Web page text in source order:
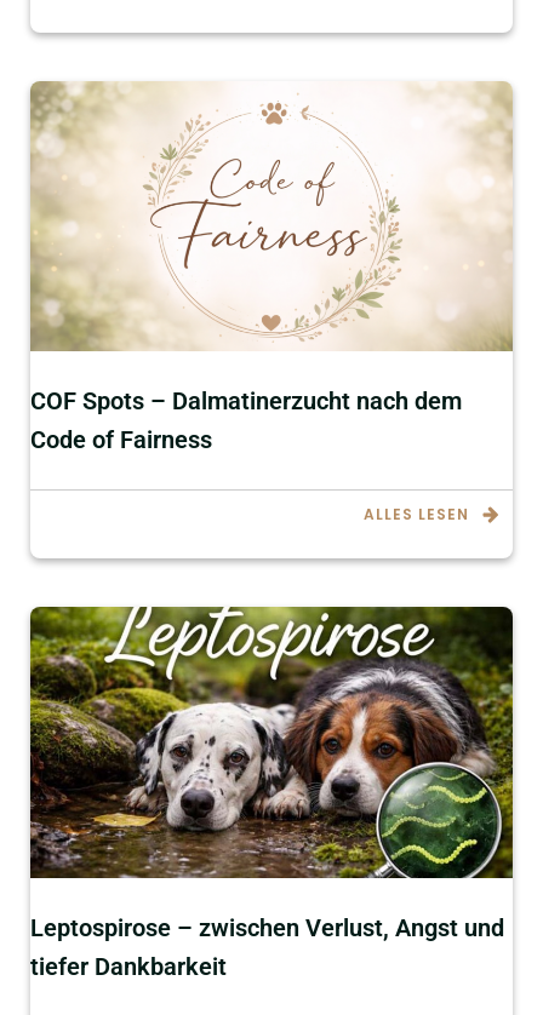
COF Spots – Dalmatinerzucht nach dem
Code of Fairness
ALLES LESEN
Leptospirose – zwischen Verlust, Angst und
tiefer Dankbarkeit